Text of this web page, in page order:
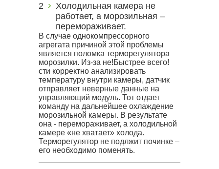
Холодильная камера не
работает, а морозильная –
перемораживает.
В случае однокомпрессорного
агрегата причиной этой проблемы
является поломка терморегулятора
морозилки. Из-за не!Быстрее всего!
сти корректно анализировать
температуру внутри камеры, датчик
отправляет неверные данные на
управляющий модуль. Тот отдает
команду на дальнейшее охлаждение
морозильной камеры. В результате
она - перемораживает, а холодильной
камере «не хватает» холода.
Терморегулятор не подлжит починке –
его необходимо поменять.